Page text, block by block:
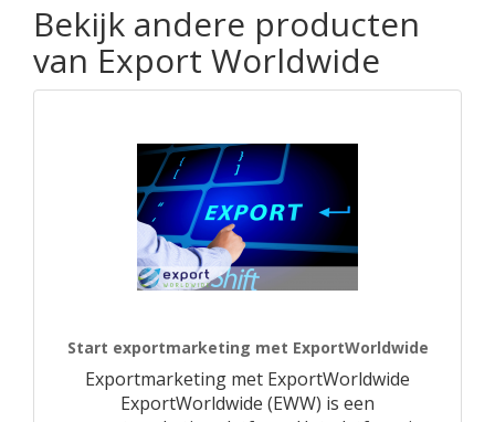
Bekijk andere producten
van Export Worldwide
Start exportmarketing met ExportWorldwide
Exportmarketing met ExportWorldwide
ExportWorldwide (EWW) is een